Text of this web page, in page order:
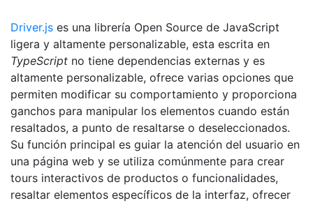
Driver.js es una librería Open Source de JavaScript
ligera y altamente personalizable, esta escrita en
TypeScript no tiene dependencias externas y es
altamente personalizable, ofrece varias opciones que
permiten modificar su comportamiento y proporciona
ganchos para manipular los elementos cuando están
resaltados, a punto de resaltarse o deseleccionados.
Su función principal es guiar la atención del usuario en
una página web y se utiliza comúnmente para crear
tours interactivos de productos o funcionalidades,
resaltar elementos específicos de la interfaz, ofrecer